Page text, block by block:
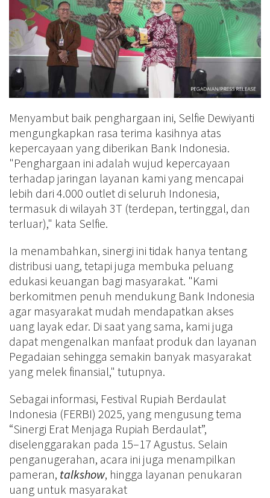
Menyambut baik penghargaan ini, Selfie Dewiyanti
mengungkapkan rasa terima kasihnya atas
kepercayaan yang diberikan Bank Indonesia.
"Penghargaan ini adalah wujud kepercayaan
terhadap jaringan layanan kami yang mencapai
lebih dari 4.000 outlet di seluruh Indonesia,
termasuk di wilayah 3T (terdepan, tertinggal, dan
terluar)," kata Selfie.
Ia menambahkan, sinergi ini tidak hanya tentang
distribusi uang, tetapi juga membuka peluang
edukasi keuangan bagi masyarakat. "Kami
berkomitmen penuh mendukung Bank Indonesia
agar masyarakat mudah mendapatkan akses
uang layak edar. Di saat yang sama, kami juga
dapat mengenalkan manfaat produk dan layanan
Pegadaian sehingga semakin banyak masyarakat
yang melek finansial," tutupnya.
Sebagai informasi, Festival Rupiah Berdaulat
Indonesia (FERBI) 2025, yang mengusung tema
“Sinergi Erat Menjaga Rupiah Berdaulat”,
diselenggarakan pada 15–17 Agustus. Selain
penganugerahan, acara ini juga menampilkan
pameran, talkshow, hingga layanan penukaran
uang untuk masyarakat